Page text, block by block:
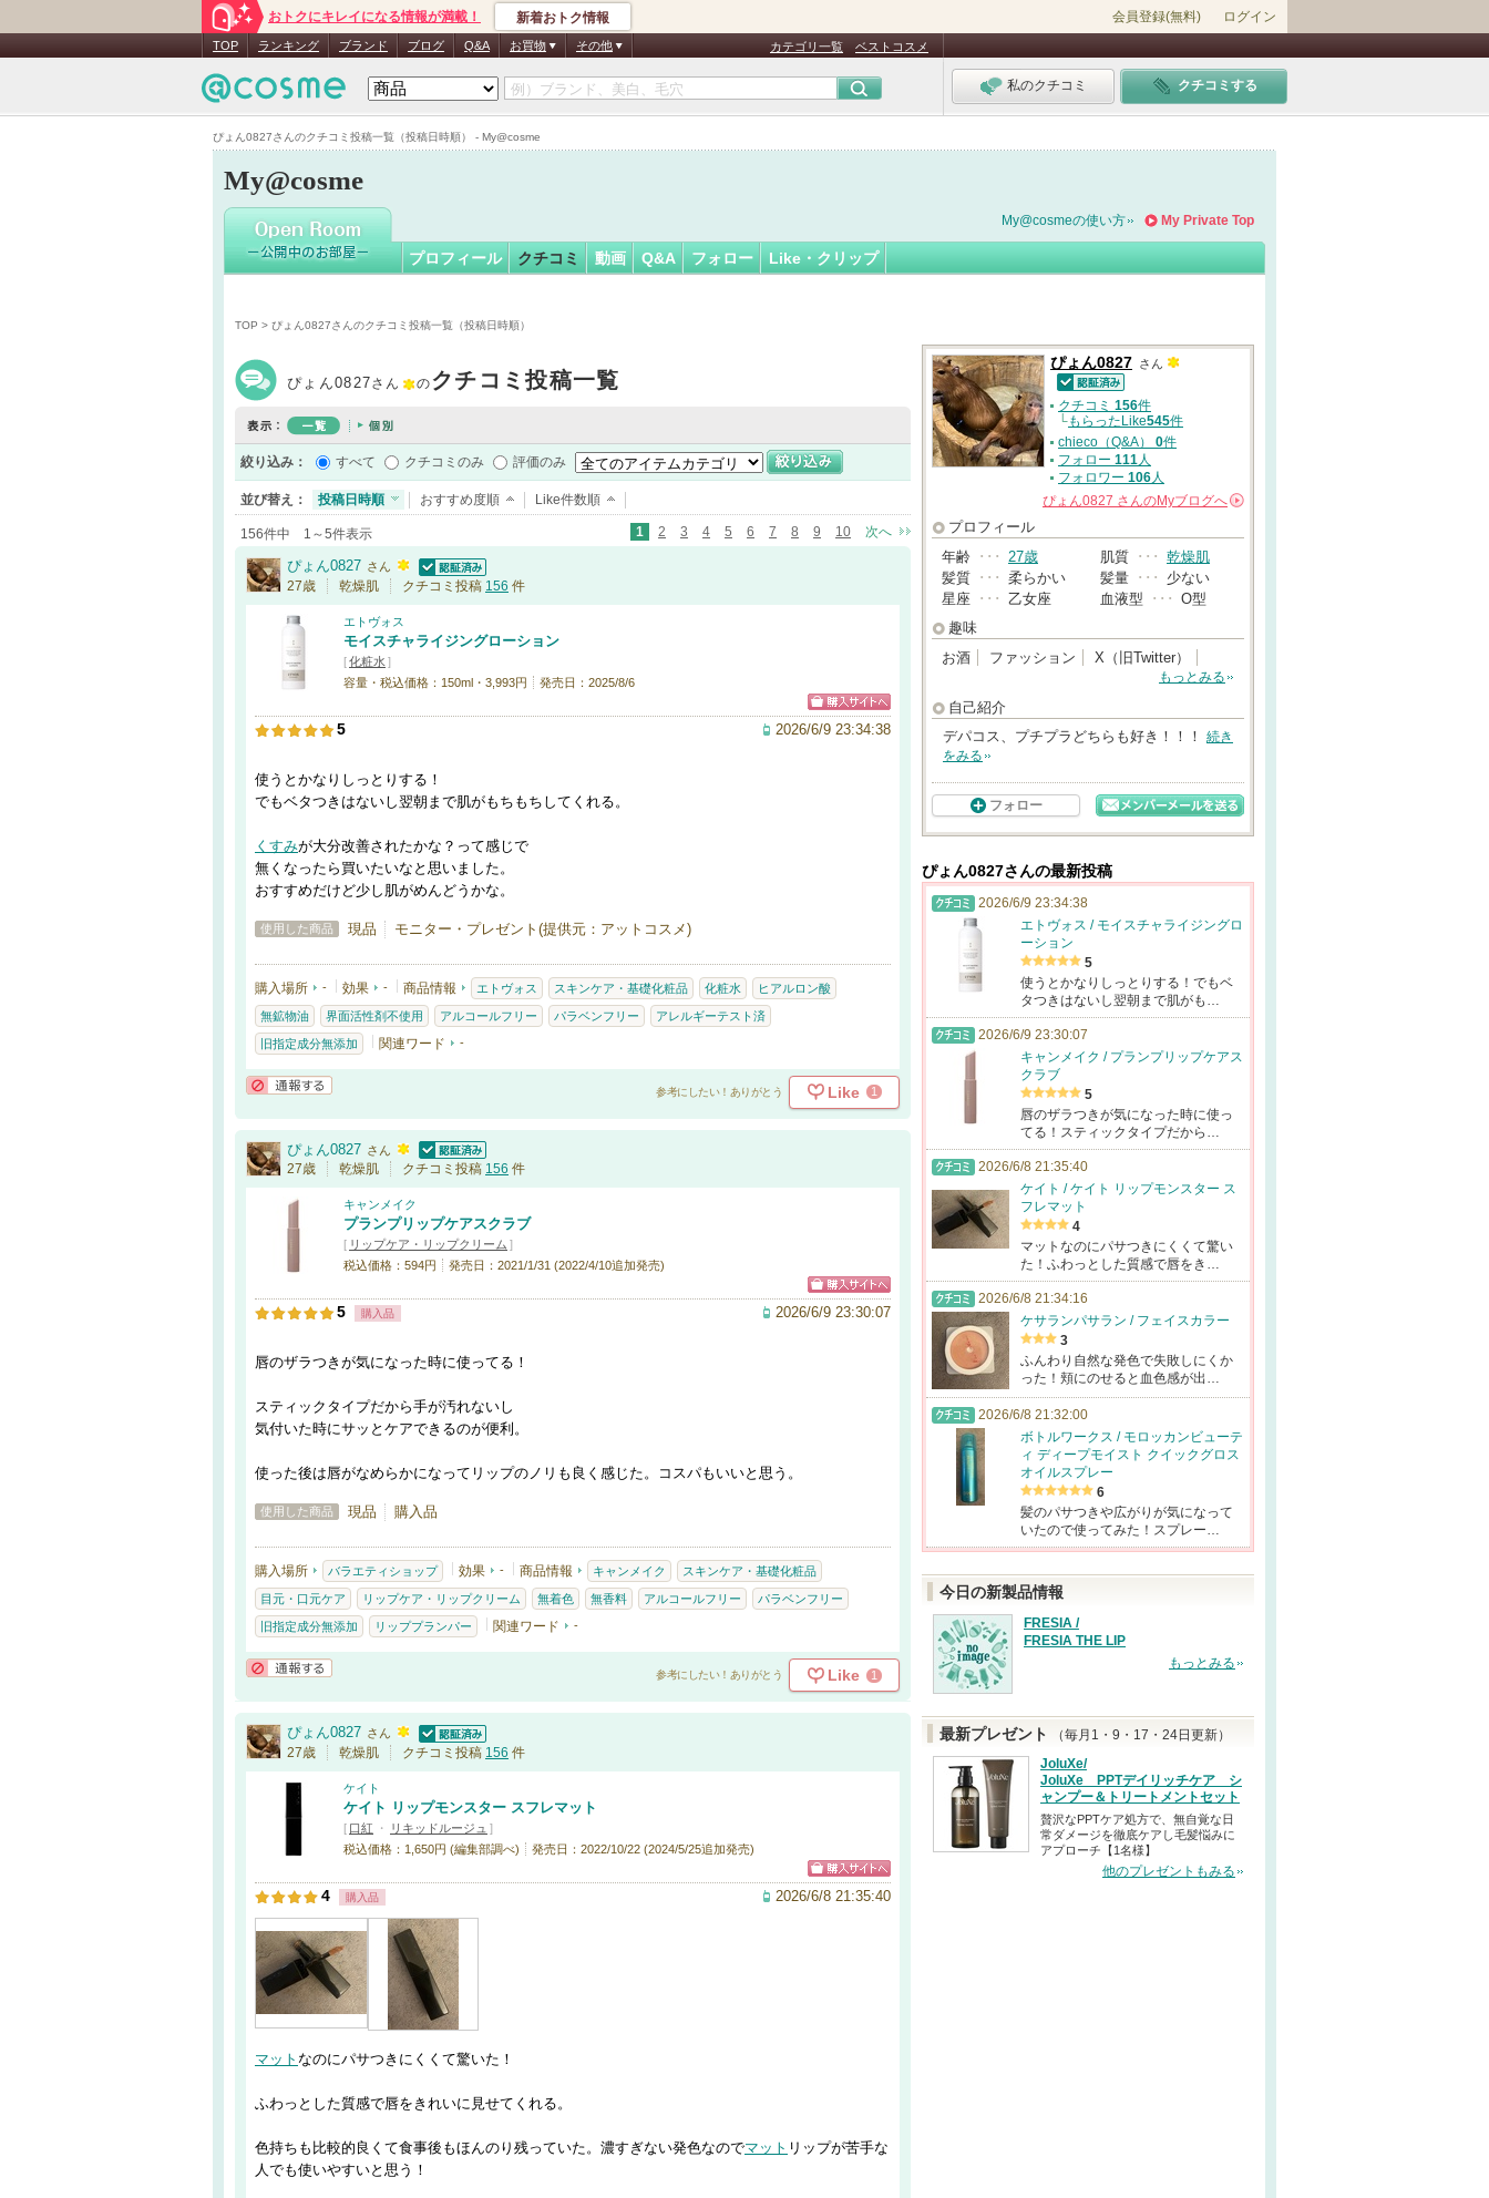
ぴょん0827さんのクチコミ投稿一覧（投稿日時順） - My@cosme
おトクにキレイになる情報が満載！ 新着おトク情報 会員登録(無料) ログイン
TOP ランキング ブランド ブログ Q&A お買物 その他 カテゴリ一覧 ベストコスメ
私のクチコミ クチコミする
My@cosme
ぴょん0827さん
認
証
My Private Top
My@cosmeの使い方
プロフィール クチコミ 動画 Q&A フォロー Like・クリップ
TOP > ぴょん0827さんのクチコミ投稿一覧（投稿日時順）
ぴょん0827さん のクチコミ投稿一覧
絞り込み： すべて クチコミのみ 評価のみ
並び替え： 投稿日時順 おすすめ度順 Like件数順
156件中 1～5件表示 1 2 3 4 5 6 7 8 9 10 次へ
ぴょん0827 さん
認証済
27歳 乾燥肌 クチコミ投稿 156 件
エトヴォス
モイスチャライジングローション
[化粧水 ]
容量・税込価格：150ml・3,993円
発売日：2025/8/6
5 2026/6/9 23:34:38
使うとかなりしっとりする！
でもベタつきはないし翌朝まで肌がもちもちしてくれる。
くすみが大分改善されたかな？って感じで
無くなったら買いたいなと思いました。
おすすめだけど少し肌がめんどうかな。
使用した商品 現品 モニター・プレゼント(提供元：アットコスメ)
購入場所 - 効果 - 商品情報 エトヴォス スキンケア・基礎化粧品 化粧水 ヒアルロン酸
無鉱物油 界面活性剤不使用 アルコールフリー パラベンフリー アレルギーテスト済
旧指定成分無添加 関連ワード -
参考にしたい！ありがとう Like 1
ぴょん0827 さん
認証済
27歳 乾燥肌 クチコミ投稿 156 件
キャンメイク
プランプリップケアスクラブ
[ リップケア・リップクリーム ]
税込価格：594円
発売日：2021/1/31 (2022/4/10追加発売)
5 購入品 2026/6/9 23:30:07
唇のザラつきが気になった時に使ってる！
スティックタイプだから手が汚れないし
気付いた時にサッとケアできるのが便利。
使った後は唇がなめらかになってリップのノリも良く感じた。コスパもいいと思う。
使用した商品 現品 購入品
購入場所 バラエティショップ 効果 - 商品情報 キャンメイク スキンケア・基礎化粧品
目元・口元ケア リップケア・リップクリーム 無着色 無香料 アルコールフリー パラベンフリー
旧指定成分無添加 リッププランパー 関連ワード -
参考にしたい！ありがとう Like 1
ぴょん0827 さん
認証済
27歳 乾燥肌 クチコミ投稿 156 件
ケイト
ケイト リップモンスター スフレマット
[ 口紅 ・ リキッドルージュ ]
税込価格：1,650円 (編集部調べ)
発売日：2022/10/22 (2024/5/25追加発売)
4 購入品 2026/6/8 21:35:40
マット なのにパサつきにくくて驚いた！
ふわっとした質感で唇をきれいに見せてくれる。
色持ちも比較的良くて食事後もほんのり残っていた。濃すぎない発色なのでマット リップが苦手な
人でも使いやすいと思う！
ぴょん0827 さん
認証済
クチコミ 156件
└もらったLike545件
chieco（Q&A） 0件
フォロー 111人
フォロワー 106人
ぴょん0827 さんのMyブログへ
プロフィール
年齢 ･･･ 27歳 肌質 ･･･ 乾燥肌
髪質 ･･･ 柔らかい 髪量 ･･･
少ない
星座 ･･･ 乙女座 血液型 ･･･ O型
趣味
お酒
ファッション X（旧Twitter）
もっとみる
自己紹介
デパコス、プチプラどちらも好き！！！ 続き
をみる
フォロー
ぴょん0827さんの最新投稿
2026/6/9 23:34:38
エトヴォス / モイスチャライジングロ
ーション
5
使うとかなりしっとりする！でもベ
タつきはないし翌朝まで肌がも…
2026/6/9 23:30:07
キャンメイク / プランプリップケアス
クラブ
5
唇のザラつきが気になった時に使っ
てる！スティックタイプだから…
2026/6/8 21:35:40
ケイト / ケイト リップモンスター ス
フレマット
4
マットなのにパサつきにくくて驚い
た！ふわっとした質感で唇をき…
2026/6/8 21:34:16
ケサランパサラン / フェイスカラー
3
ふんわり自然な発色で失敗しにくか
った！頬にのせると血色感が出…
2026/6/8 21:32:00
ボトルワークス / モロッカンビューテ
ィ ディープモイスト クイックグロス
オイルスプレー
6
髪のパサつきや広がりが気になって
いたので使ってみた！スプレー…
今日の新製品情報
FRESIA /
FRESIA THE LIP
もっとみる
最新プレゼント
（毎月1・9・17・24日更新）
JoluXe/
JoluXe PPTデイリッチケア シ
ャンプー＆トリートメントセット
贅沢なPPTケア処方で、無自覚な日
常ダメージを徹底ケアし毛髪悩みに
アプローチ【1名様】
他のプレゼントもみる